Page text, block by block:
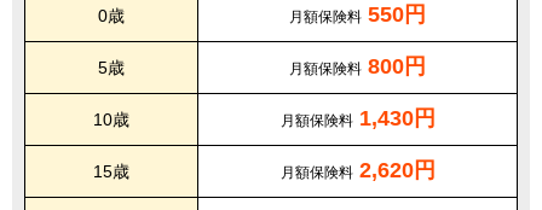
0歳 月額保険料 550円
5歳 月額保険料 800円
10歳 月額保険料 1,430円
15歳 月額保険料 2,620円